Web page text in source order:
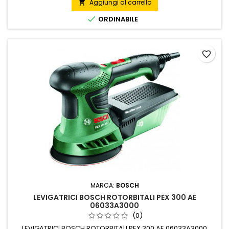
 Aggiungi al carrello
 ORDINABILE
MARCA: BOSCH
LEVIGATRICI BOSCH ROTORBITALI PEX 300 AE
06033A3000
(0)
favorite_border